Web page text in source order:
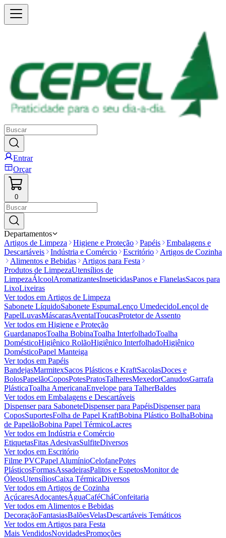
Entrar
Orçar
0
Departamentos
Artigos de Limpeza
Higiene e Proteção Papéis
Embalagens e
Descartáveis
Indústria e Comércio Escritório
Artigos de Cozinha
Alimentos e Bebidas
Artigos para Festa
Produtos de LimpezaUtensílios de
LimpezaÁlcoolAromatizantesInseticidasPanos e FlanelasSacos para
LixoLixeiras
Ver todos em Artigos de Limpeza
Sabonete LíquidoSabonete EspumaLenço UmedecidoLençol de
PapelLuvasMáscarasAventalToucasProtetor de Assento
Ver todos em Higiene e Proteção
GuardanaposToalha BobinaToalha InterfolhadoToalha
DomésticoHigiênico RolãoHigiênico InterfolhadoHigiênico
DomésticoPapel Manteiga
Ver todos em Papéis
BandejasMarmitexSacos Plásticos e KraftSacolasDoces e
BolosPapelãoCoposPotesPratosTalheresMexedorCanudosGarrafa
PlásticaToalha AmericanaEnvelope para TalherBaldes
Ver todos em Embalagens e Descartáveis
Dispenser para SaboneteDispenser para PapéisDispenser para
CoposSuportesFolha de Papel KraftBobina Plástico BolhaBobina
de PapelãoBobina Papel TérmicoLacres
Ver todos em Indústria e Comércio
EtiquetasFitas AdesivasSulfiteDiversos
Ver todos em Escritório
Filme PVCPapel AlumínioCelofanePotes
PlásticosFormasAssadeirasPalitos e EspetosMonitor de
ÓleosUtensíliosCaixa TérmicaDiversos
Ver todos em Artigos de Cozinha
AçúcaresAdoçantesÁguaCaféCháConfeitaria
Ver todos em Alimentos e Bebidas
DecoraçãoFantasiasBalõesVelasDescartáveis Temáticos
Ver todos em Artigos para Festa
Mais VendidosNovidadesPromoções